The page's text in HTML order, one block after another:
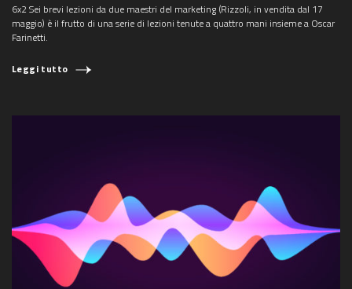
6x2 Sei brevi lezioni da due maestri del marketing (Rizzoli, in vendita dal 17
maggio) è il frutto di una serie di lezioni tenute a quattro mani insieme a Oscar
Farinetti.
Leggi tutto